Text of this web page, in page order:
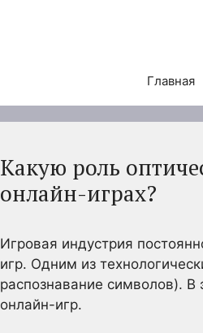
Главная
Какую роль
онлайн-играх?
Игровая индустрия
игр. Одним из
распознавание символов). В
онлайн-игр.